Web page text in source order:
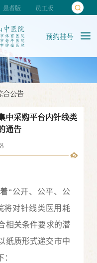
患者版 员工版
预约挂号
合公告
中采购平台内针线类
通告
“公开、公平、公
将对针线类医用耗
相关条件要求的潜
纸质形式递交市中